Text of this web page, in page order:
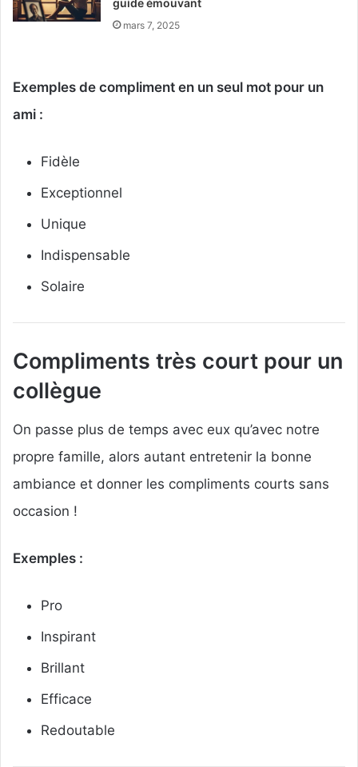
guide émouvant
mars 7, 2025
Exemples de compliment en un seul mot pour un
ami :
Fidèle
Exceptionnel
Unique
Indispensable
Solaire
Compliments très court pour un
collègue
On passe plus de temps avec eux qu’avec notre
propre famille, alors autant entretenir la bonne
ambiance et donner les compliments courts sans
occasion !
Exemples :
Pro
Inspirant
Brillant
Efficace
Redoutable